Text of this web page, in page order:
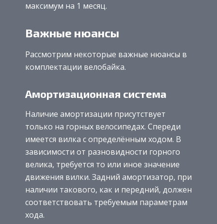
максимум на 1 месяц.
Важные нюансы
Рассмотрим некоторые важные нюансы в
комплектации велобайка.
Амортизационная система
Наличие амортизации присутствует
только на горных велосипедах. Спереди
имеется вилка с определённым ходом. В
зависимости от разновидности горного
велика, требуется то или иное значение
движения вилки. Задний амортизатор, при
наличии такового, как и передний, должен
соответствовать требуемым параметрам
хода.